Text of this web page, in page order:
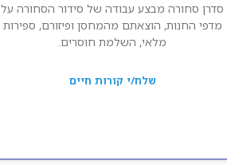
סדרן סחורה מבצע עבודה של סידור הסחורה על
מדפי החנות, הוצאתם מהמחסן ופיזורם, ספירות
מלאי, השלמת חוסרים.
שלח/י קורות חיים